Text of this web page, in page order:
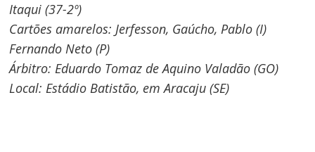
Itaqui (37-2º)
Cartões amarelos: Jerfesson, Gaúcho, Pablo (I)
Fernando Neto (P)
Árbitro: Eduardo Tomaz de Aquino Valadão (GO)
Local: Estádio Batistão, em Aracaju (SE)